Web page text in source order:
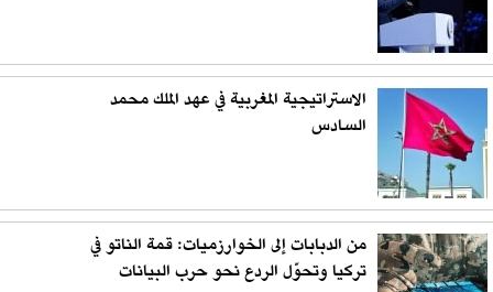
الاستراتيجية المغربية في عهد الملك محمد
السادس
من الدبابات إلى الخوارزميات: قمة الناتو في
تركيا وتحوّل الردع نحو حرب البيانات